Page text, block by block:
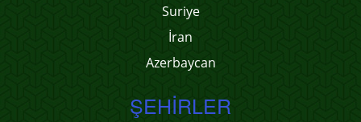
Suriye
İran
Azerbaycan
ŞEHIRLER